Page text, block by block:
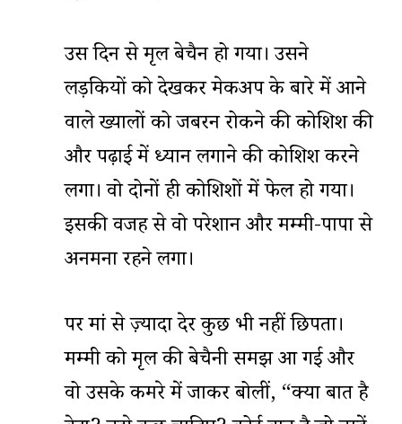
उस दिन से मृदुल बेचैन हो गया। उसने
लड़कियों को देखकर मेकअप के बारे में आने
वाले ख्यालों को जबरन रोकने की कोशिश की
और पढ़ाई में ध्यान लगाने की कोशिश करने
लगा। वो दोनों ही कोशिशों में फेल हो गया।
इसकी वजह से वो परेशान और मम्मी-पापा से
अनमना रहने लगा।
पर मां से ज़्यादा देर कुछ भी नहीं छिपता।
मम्मी को मृदुल की बेचैनी समझ आ गई और
वो उसके कमरे में जाकर बोलीं, “क्या बात है